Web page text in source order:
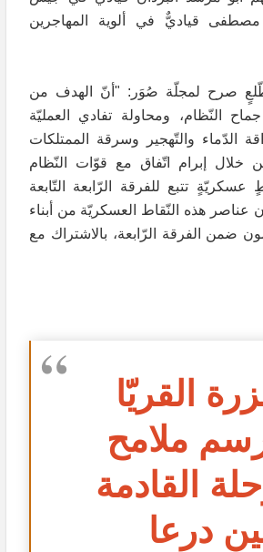
مصطفى قياديٌّ في ألوية المهاجرين
صرح لمجلّة صُوَر: "أنّ الهدف من
النّظام، ومحاولة تفادي العمليّة
الدّماء والتّهجير وسرقة الممتلكات
خلال إبرام اتّفاق مع قوّات النّظام
تتبع للفرقة الرّابعة التّابعة
عناصر هذه النّقاط العسكريّة من أبناء
ضمن الفرقة الرّابعة، بالاشتراك مع
القريّا
ملامح
القادمة
درعا